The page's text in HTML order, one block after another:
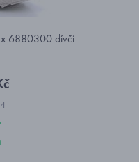
6880300 dívčí